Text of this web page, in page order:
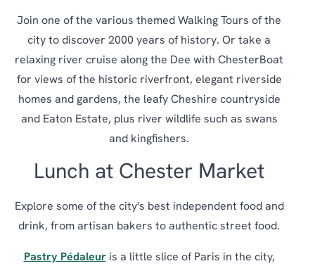
Join one of the various themed Walking Tours of the
city to discover 2000 years of history. Or take a
relaxing river cruise along the Dee with ChesterBoat
for views of the historic riverfront, elegant riverside
homes and gardens, the leafy Cheshire countryside
and Eaton Estate, plus river wildlife such as swans
and kingfishers.
Lunch at Chester Market
Explore some of the city's best independent food and
drink, from artisan bakers to authentic street food.
Pastry Pédaleuris a little slice of Paris in the city,